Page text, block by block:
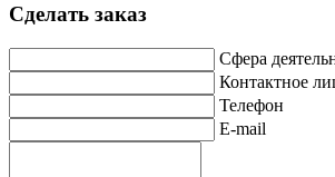
Сделать заказ
Сфера
Контактное
Телефон
E-mail